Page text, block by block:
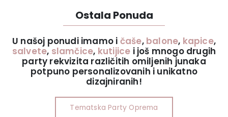
Ostala Ponuda
U našoj ponudi imamo i čaše, balone, kapice,
salvete, slamčice, kutijice i još mnogo drugih
party rekvizita različitih omiljenih junaka
potpuno personalizovanih i unikatno
dizajniranih!
Tematska Party Oprema